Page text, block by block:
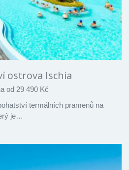
ostrova Ischia
od 29 490 Kč
termálních pramenů na
je…